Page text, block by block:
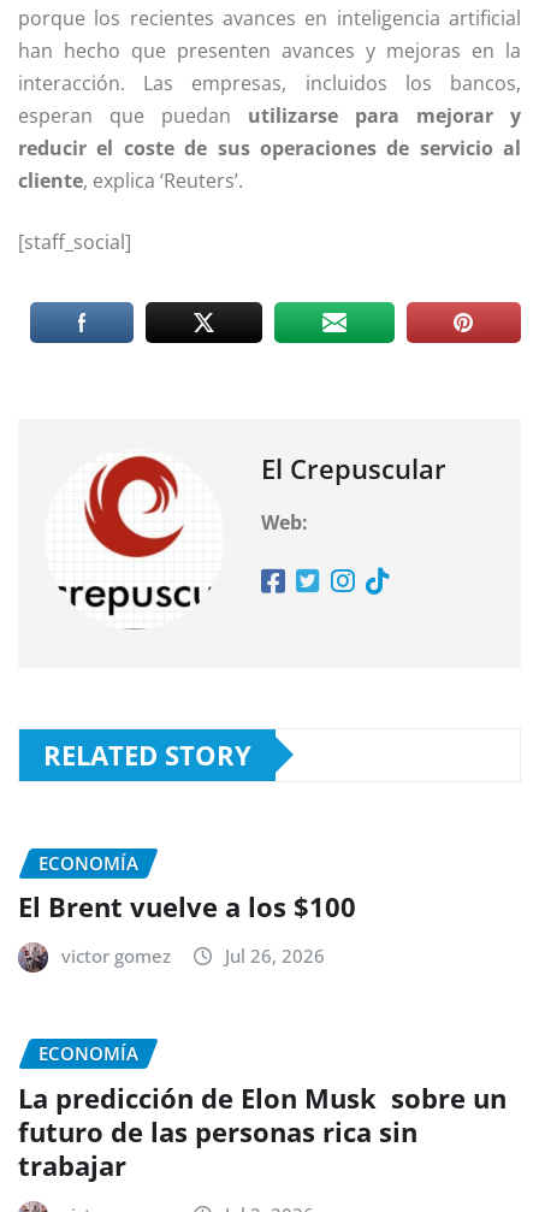
porque los recientes avances en inteligencia artificial
han hecho que presenten avances y mejoras en la
interacción. Las empresas, incluidos los bancos,
esperan que puedan utilizarse para mejorar y
reducir el coste de sus operaciones de servicio al
cliente, explica ‘Reuters’.
[staff_social]
El Crepuscular
Web:
RELATED STORY
ECONOMÍA
El Brent vuelve a los $100
victor gomez Jul 26, 2026
ECONOMÍA
La predicción de Elon Musk sobre un
futuro de las personas rica sin
trabajar